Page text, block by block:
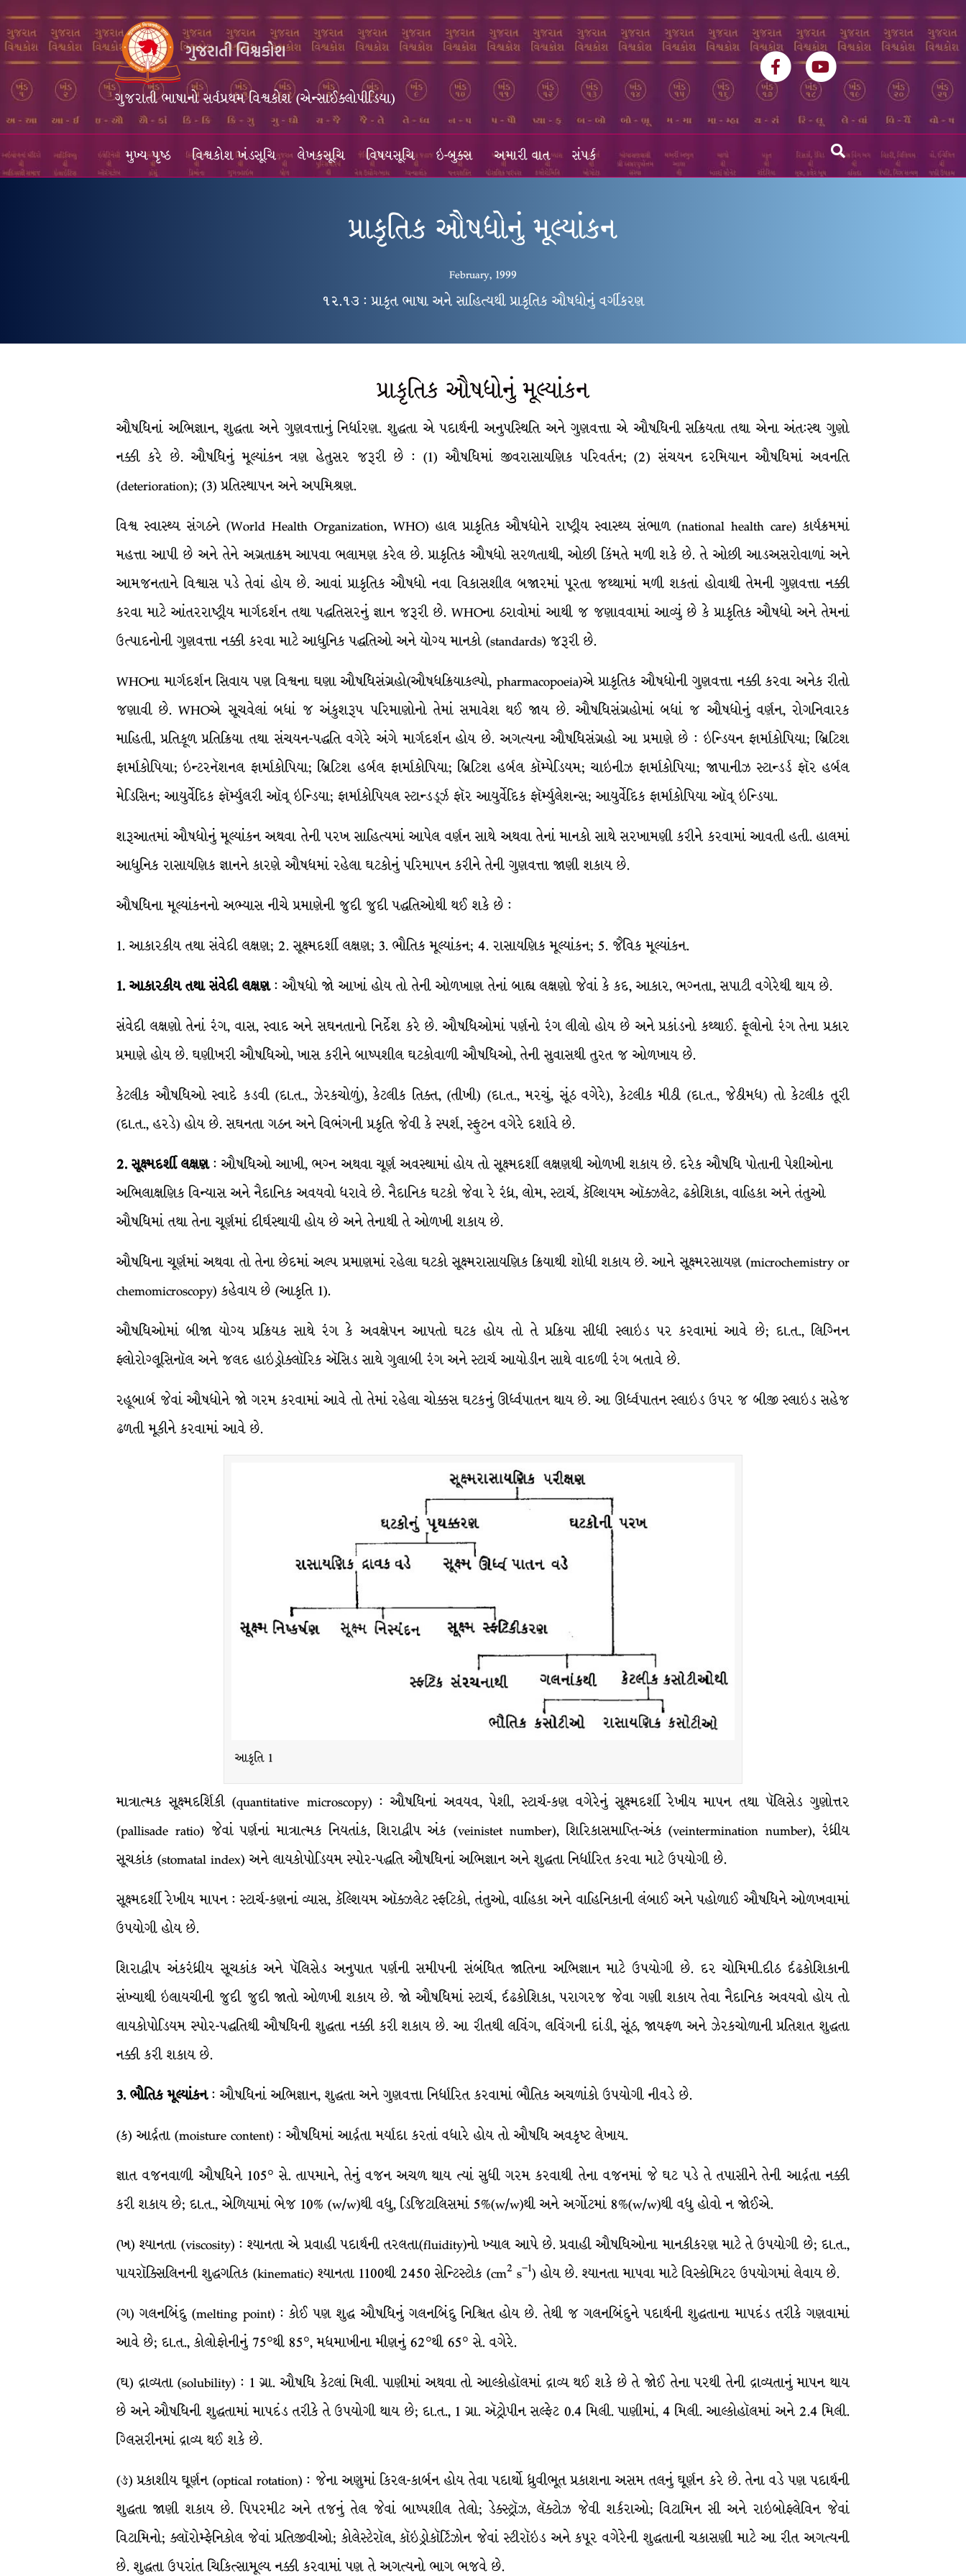
ગુજરાતી ભાષાનો સર્વપ્રથમ વિશ્વકોશ (એન્સાઈક્લોપીડિયા)
FacebookYoutube
મુખ્ય પૃષ્ઠ વિશ્વકોશ ખંડસૂચિ લેખકસૂચિ વિષયસૂચિ ઇ-બુક્સ અમારી વાત સંપર્ક
પ્રાકૃતિક ઔષધોનું મૂલ્યાંકન
February, 1999
૧૨.૧૩ : પ્રાકૃત ભાષા અને સાહિત્યથી પ્રાકૃતિક ઔષધોનું વર્ગીકરણ
પ્રાકૃતિક ઔષધોનું મૂલ્યાંકન
ઔષધિનાં અભિજ્ઞાન, શુદ્ધતા અને ગુણવત્તાનું નિર્ધારણ. શુદ્ધતા એ પદાર્થની અનુપસ્થિતિ અને ગુણવત્તા એ ઔષધિની સક્રિયતા તથા એના અંત:સ્થ ગુણો
નક્કી કરે છે. ઔષધિનું મૂલ્યાંકન ત્રણ હેતુસર જરૂરી છે : (1) ઔષધિમાં જીવરાસાયણિક પરિવર્તન; (2) સંચયન દરમિયાન ઔષધિમાં અવનતિ
(deterioration); (3) પ્રતિસ્થાપન અને અપમિશ્રણ.
વિશ્વ સ્વાસ્થ્ય સંગઠને (World Health Organization, WHO) હાલ પ્રાકૃતિક ઔષધોને રાષ્ટ્રીય સ્વાસ્થ્ય સંભાળ (national health care) કાર્યક્રમમાં
મહત્તા આપી છે અને તેને અગ્રતાક્રમ આપવા ભલામણ કરેલ છે. પ્રાકૃતિક ઔષધો સરળતાથી, ઓછી કિંમતે મળી શકે છે. તે ઓછી આડઅસરોવાળાં અને
આમજનતાને વિશ્વાસ પડે તેવાં હોય છે. આવાં પ્રાકૃતિક ઔષધો નવા વિકાસશીલ બજારમાં પૂરતા જથ્થામાં મળી શકતાં હોવાથી તેમની ગુણવત્તા નક્કી
કરવા માટે આંતરરાષ્ટ્રીય માર્ગદર્શન તથા પદ્ધતિસરનું જ્ઞાન જરૂરી છે. WHOના ઠરાવોમાં આથી જ જણાવવામાં આવ્યું છે કે પ્રાકૃતિક ઔષધો અને તેમનાં
ઉત્પાદનોની ગુણવત્તા નક્કી કરવા માટે આધુનિક પદ્ધતિઓ અને યોગ્ય માનકો (standards) જરૂરી છે.
WHOના માર્ગદર્શન સિવાય પણ વિશ્વના ઘણા ઔષધિસંગ્રહો(ઔષધક્રિયાકલ્પો, pharmacopoeia)એ પ્રાકૃતિક ઔષધોની ગુણવત્તા નક્કી કરવા અનેક રીતો
જણાવી છે. WHOએ સૂચવેલાં બધાં જ અંકુશરૂપ પરિમાણોનો તેમાં સમાવેશ થઈ જાય છે. ઔષધિસંગ્રહોમાં બધાં જ ઔષધોનું વર્ણન, રોગનિવારક
માહિતી, પ્રતિકૂળ પ્રતિક્રિયા તથા સંચયન-પદ્ધતિ વગેરે અંગે માર્ગદર્શન હોય છે. અગત્યના ઔષધિસંગ્રહો આ પ્રમાણે છે : ઇન્ડિયન ફાર્માકોપિયા; બ્રિટિશ
ફાર્માકોપિયા; ઇન્ટરનૅશનલ ફાર્માકોપિયા; બ્રિટિશ હર્બલ ફાર્માકોપિયા; બ્રિટિશ હર્બલ કૉમ્પેડિયમ; ચાઇનીઝ ફાર્માકોપિયા; જાપાનીઝ સ્ટાન્ડર્ડ ફૉર હર્બલ
મેડિસિન; આયુર્વેદિક ફૉર્મ્યુલરી ઑવ્ ઇન્ડિયા; ફાર્માકોપિયલ સ્ટાન્ડર્ડ્ઝ ફૉર આયુર્વેદિક ફૉર્મ્યુલેશન્સ; આયુર્વેદિક ફાર્માકોપિયા ઑવ્ ઇન્ડિયા.
શરૂઆતમાં ઔષધોનું મૂલ્યાંકન અથવા તેની પરખ સાહિત્યમાં આપેલ વર્ણન સાથે અથવા તેનાં માનકો સાથે સરખામણી કરીને કરવામાં આવતી હતી. હાલમાં
આધુનિક રાસાયણિક જ્ઞાનને કારણે ઔષધમાં રહેલા ઘટકોનું પરિમાપન કરીને તેની ગુણવત્તા જાણી શકાય છે.
ઔષધિના મૂલ્યાંકનનો અભ્યાસ નીચે પ્રમાણેની જુદી જુદી પદ્ધતિઓથી થઈ શકે છે :
1. આકારકીય તથા સંવેદી લક્ષણ; 2. સૂક્ષ્મદર્શી લક્ષણ; 3. ભૌતિક મૂલ્યાંકન; 4. રાસાયણિક મૂલ્યાંકન; 5. જૈવિક મૂલ્યાંકન.
1. આકારકીય તથા સંવેદી લક્ષણ: ઔષધો જો આખાં હોય તો તેની ઓળખાણ તેનાં બાહ્ય લક્ષણો જેવાં કે કદ, આકાર, ભગ્નતા, સપાટી વગેરેથી થાય છે.
સંવેદી લક્ષણો તેનાં રંગ, વાસ, સ્વાદ અને સઘનતાનો નિર્દેશ કરે છે. ઔષધિઓમાં પર્ણનો રંગ લીલો હોય છે અને પ્રકાંડનો કથ્થાઈ. ફૂલોનો રંગ તેના પ્રકાર
પ્રમાણે હોય છે. ઘણીખરી ઔષધિઓ, ખાસ કરીને બાષ્પશીલ ઘટકોવાળી ઔષધિઓ, તેની સુવાસથી તુરત જ ઓળખાય છે.
કેટલીક ઔષધિઓ સ્વાદે કડવી (દા.ત., ઝેરકચોળું), કેટલીક તિક્ત, (તીખી) (દા.ત., મરચું, સૂંઠ વગેરે), કેટલીક મીઠી (દા.ત., જેઠીમધ) તો કેટલીક તૂરી
(દા.ત., હરડે) હોય છે. સઘનતા ગઠન અને વિભંગની પ્રકૃતિ જેવી કે સ્પર્શ, સ્ફુટન વગેરે દર્શાવે છે.
2. સૂક્ષ્મદર્શી લક્ષણ: ઔષધિઓ આખી, ભગ્ન અથવા ચૂર્ણ અવસ્થામાં હોય તો સૂક્ષ્મદર્શી લક્ષણથી ઓળખી શકાય છે. દરેક ઔષધિ પોતાની પેશીઓના
અભિલાક્ષણિક વિન્યાસ અને નૈદાનિક અવયવો ધરાવે છે. નૈદાનિક ઘટકો જેવા રે રંધ્ર, લોમ, સ્ટાર્ચ, કૅલ્શિયમ ઑક્ઝલેટ, ઢકોશિકા, વાહિકા અને તંતુઓ
ઔષધિમાં તથા તેના ચૂર્ણમાં દીર્ઘસ્થાયી હોય છે અને તેનાથી તે ઓળખી શકાય છે.
ઔષધિના ચૂર્ણમાં અથવા તો તેના છેદમાં અલ્પ પ્રમાણમાં રહેલા ઘટકો સૂક્ષ્મરાસાયણિક ક્રિયાથી શોધી શકાય છે. આને સૂક્ષ્મરસાયણ (microchemistry or
chemomicroscopy) કહેવાય છે (આકૃતિ 1).
ઔષધિઓમાં બીજા યોગ્ય પ્રક્રિયક સાથે રંગ કે અવક્ષેપન આપતો ઘટક હોય તો તે પ્રક્રિયા સીધી સ્લાઇડ પર કરવામાં આવે છે; દા.ત., લિગ્નિન
ફ્લોરોગ્લૂસિનૉલ અને જલદ હાઇડ્રોક્લૉરિક ઍસિડ સાથે ગુલાબી રંગ અને સ્ટાર્ચ આયોડીન સાથે વાદળી રંગ બતાવે છે.
રહૂબાર્બ જેવાં ઔષધોને જો ગરમ કરવામાં આવે તો તેમાં રહેલા ચોક્કસ ઘટકનું ઊર્ધ્વપાતન થાય છે. આ ઊર્ધ્વપાતન સ્લાઇડ ઉપર જ બીજી સ્લાઇડ સહેજ
ઢળતી મૂકીને કરવામાં આવે છે.
આકૃતિ 1
માત્રાત્મક સૂક્ષ્મદર્શિકી (quantitative microscopy) : ઔષધિનાં અવયવ, પેશી, સ્ટાર્ચ-કણ વગેરેનું સૂક્ષ્મદર્શી રેખીય માપન તથા પૅલિસેડ ગુણોત્તર
(pallisade ratio) જેવાં પર્ણનાં માત્રાત્મક નિયતાંક, શિરાદ્વીપ અંક (veinistet number), શિરિકાસમાપ્તિ-અંક (veintermination number), રંધ્રીય
સૂચકાંક (stomatal index) અને લાયકોપોડિયમ સ્પોર-પદ્ધતિ ઔષધિનાં અભિજ્ઞાન અને શુદ્ધતા નિર્ધારિત કરવા માટે ઉપયોગી છે.
સૂક્ષ્મદર્શી રેખીય માપન : સ્ટાર્ચ-કણનાં વ્યાસ, કૅલ્શિયમ ઑક્ઝલેટ સ્ફટિકો, તંતુઓ, વાહિકા અને વાહિનિકાની લંબાઈ અને પહોળાઈ ઔષધિને ઓળખવામાં
ઉપયોગી હોય છે.
શિરાદ્વીપ અંકરંધ્રીય સૂચકાંક અને પૅલિસેડ અનુપાત પર્ણની સમીપની સંબંધિત જાતિના અભિજ્ઞાન માટે ઉપયોગી છે. દર ચોમિમી.દીઠ ર્દઢકોશિકાની
સંખ્યાથી ઇલાયચીની જુદી જુદી જાતો ઓળખી શકાય છે. જો ઔષધિમાં સ્ટાર્ચ, ર્દઢકોશિકા, પરાગરજ જેવા ગણી શકાય તેવા નૈદાનિક અવયવો હોય તો
લાયકોપોડિયમ સ્પોર-પદ્ધતિથી ઔષધિની શુદ્ધતા નક્કી કરી શકાય છે. આ રીતથી લવિંગ, લવિંગની દાંડી, સૂંઠ, જાયફળ અને ઝેરકચોળાની પ્રતિશત શુદ્ધતા
નક્કી કરી શકાય છે.
3. ભૌતિક મૂલ્યાંકન: ઔષધિનાં અભિજ્ઞાન, શુદ્ધતા અને ગુણવત્તા નિર્ધારિત કરવામાં ભૌતિક અચળાંકો ઉપયોગી નીવડે છે.
(ક) આર્દ્રતા (moisture content) : ઔષધિમાં આર્દ્રતા મર્યાદા કરતાં વધારે હોય તો ઔષધિ અવકૃષ્ટ લેખાય.
જ્ઞાત વજનવાળી ઔષધિને 105° સે. તાપમાને, તેનું વજન અચળ થાય ત્યાં સુધી ગરમ કરવાથી તેના વજનમાં જે ઘટ પડે તે તપાસીને તેની આર્દ્રતા નક્કી
કરી શકાય છે; દા.ત., એળિયામાં ભેજ 10% (w/w)થી વધુ, ડિજિટાલિસમાં 5%(w/w)થી અને અર્ગોટમાં 8%(w/w)થી વધુ હોવો ન જોઈએ.
(ખ) શ્યાનતા (viscosity) : શ્યાનતા એ પ્રવાહી પદાર્થની તરલતા(fluidity)નો ખ્યાલ આપે છે. પ્રવાહી ઔષધિઓના માનકીકરણ માટે તે ઉપયોગી છે; દા.ત.,
પાયરૉક્સિલિનની શુદ્ધગતિક (kinematic) શ્યાનતા 1100થી 2450 સેન્ટિસ્ટોક (cm2 s–1) હોય છે. શ્યાનતા માપવા માટે વિસ્કોમિટર ઉપયોગમાં લેવાય છે.
(ગ) ગલનબિંદુ (melting point) : કોઈ પણ શુદ્ધ ઔષધિનું ગલનબિંદુ નિશ્ચિત હોય છે. તેથી જ ગલનબિંદુને પદાર્થની શુદ્ધતાના માપદંડ તરીકે ગણવામાં
આવે છે; દા.ત., કોલોફોનીનું 75°થી 85°, મધમાખીના મીણનું 62°થી 65° સે. વગેરે.
(ઘ) દ્રાવ્યતા (solubility) : 1 ગ્રા. ઔષધિ કેટલાં મિલી. પાણીમાં અથવા તો આલ્કોહૉલમાં દ્રાવ્ય થઈ શકે છે તે જોઈ તેના પરથી તેની દ્રાવ્યતાનું માપન થાય
છે અને ઔષધિની શુદ્ધતામાં માપદંડ તરીકે તે ઉપયોગી થાય છે; દા.ત., 1 ગ્રા. ઍટ્રોપીન સલ્ફેટ 0.4 મિલી. પાણીમાં, 4 મિલી. આલ્કોહૉલમાં અને 2.4 મિલી.
ગ્લિસરીનમાં દ્રાવ્ય થઈ શકે છે.
(ઙ) પ્રકાશીય ઘૂર્ણન (optical rotation) : જેના અણુમાં કિરલ-કાર્બન હોય તેવા પદાર્થો ધ્રુવીભૂત પ્રકાશના અસમ તલનું ઘૂર્ણન કરે છે. તેના વડે પણ પદાર્થની
શુદ્ધતા જાણી શકાય છે. પિપરમીટ અને તજનું તેલ જેવાં બાષ્પશીલ તેલો; ડેક્સ્ટ્રૉઝ, લૅક્ટોઝ જેવી શર્કરાઓ; વિટામિન સી અને રાઇબોફ્લેવિન જેવાં
વિટામિનો; ક્લૉરોમ્ફેનિકોલ જેવાં પ્રતિજીવીઓ; કોલેસ્ટેરૉલ, કૉઇડ્રોકૉર્ટિઝોન જેવાં સ્ટીરૉઇડ અને કપૂર વગેરેની શુદ્ધતાની ચકાસણી માટે આ રીત અગત્યની
છે. શુદ્ધતા ઉપરાંત ચિકિત્સામૂલ્ય નક્કી કરવામાં પણ તે અગત્યનો ભાગ ભજવે છે.